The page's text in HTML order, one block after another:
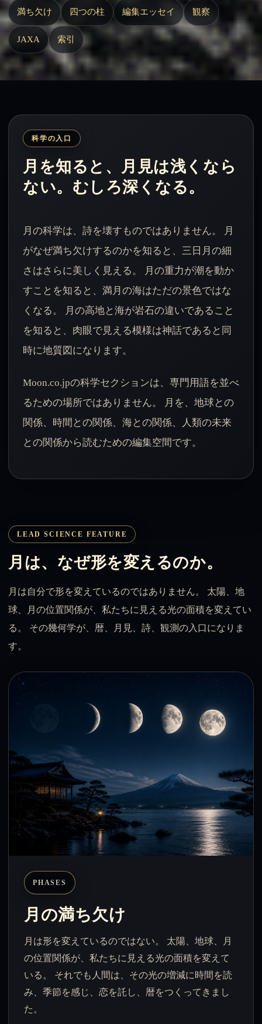
満ち欠け 四つの柱 編集エッセイ 観察
JAXA 索引
科学の入口
月を知ると、月見は浅くなら
ない。むしろ深くなる。
月の科学は、詩を壊すものではありません。 月
がなぜ満ち欠けするのかを知ると、三日月の細
さはさらに美しく見える。 月の重力が潮を動か
すことを知ると、満月の海はただの景色ではな
くなる。 月の高地と海が岩石の違いであること
を知ると、肉眼で見える模様は神話であると同
時に地質図になります。
Moon.co.jpの科学セクションは、専門用語を並べ
るための場所ではありません。 月を、地球との
関係、時間との関係、海との関係、人類の未来
との関係から読むための編集空間です。
LEAD SCIENCE FEATURE
月は、なぜ形を変えるのか。
月は自分で形を変えているのではありません。 太陽、地
球、月の位置関係が、私たちに見える光の面積を変えてい
る。 その幾何学が、暦、月見、詩、観測の入口になりま
す。
PHASES
月の満ち欠け
月は形を変えているのではない。 太陽、地球、月
の位置関係が、私たちに見える光の面積を変えて
いる。 それでも人間は、その光の増減に時間を読
み、季節を感じ、恋を託し、暦をつくってきまし
た。